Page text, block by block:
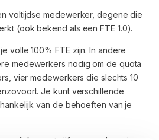
voltijdse medewerker, degene die
(ook bekend als een FTE 1.0).
volle 100% FTE zijn. In andere
medewerkers nodig om de quota
vier medewerkers die slechts 10
Je kunt verschillende
van de behoeften van je